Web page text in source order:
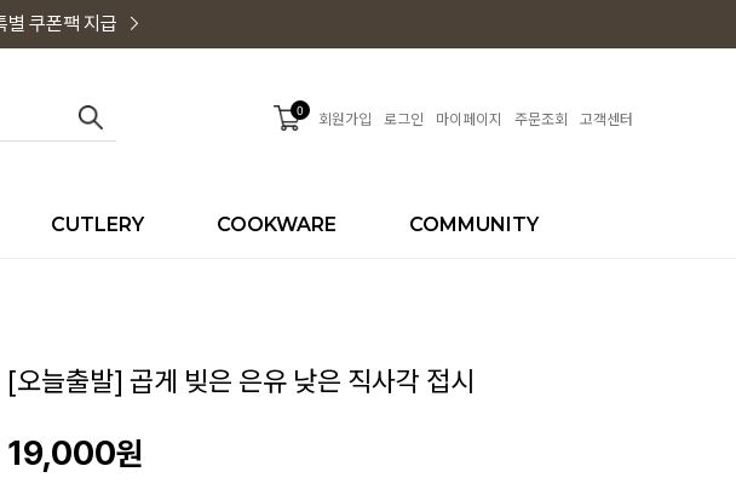
별 쿠폰팩 지급
0 회원가입 로그인 마이페이지 주문조회 고객센터
CUTLERY COOKWARE COMMUNITY
[오늘출발] 곱게 빚은 은유 낮은 직사각 접시
19,000원